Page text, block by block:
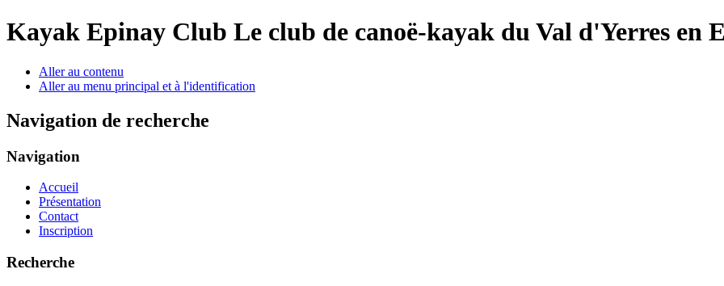
Kayak Epinay Club Le club de canoë-kayak du Val d'Yerres en
Aller au contenu
Aller au menu principal et à l'identification
Navigation de recherche
Navigation
Accueil
Présentation
Contact
Inscription
Recherche